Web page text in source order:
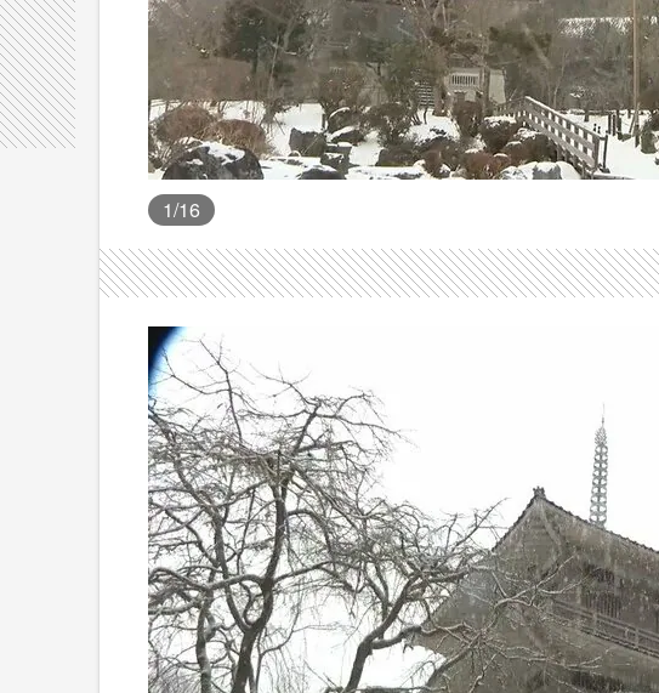
1/16